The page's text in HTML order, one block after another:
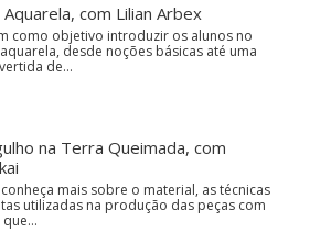
com Lilian Arbex
como objetivo introduzir os alunos no
desde noções básicas até uma
de…
na Terra Queimada, com
mais sobre o material, as técnicas
utilizadas na produção das peças com
que…